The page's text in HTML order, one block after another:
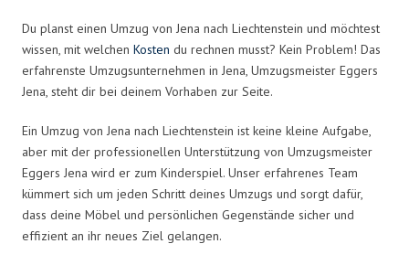
Du planst einen Umzug von Jena nach Liechtenstein und möchtest
wissen, mit welchen Kosten du rechnen musst? Kein Problem! Das
erfahrenste Umzugsunternehmen in Jena, Umzugsmeister Eggers
Jena, steht dir bei deinem Vorhaben zur Seite.
Ein Umzug von Jena nach Liechtenstein ist keine kleine Aufgabe,
aber mit der professionellen Unterstützung von Umzugsmeister
Eggers Jena wird er zum Kinderspiel. Unser erfahrenes Team
kümmert sich um jeden Schritt deines Umzugs und sorgt dafür,
dass deine Möbel und persönlichen Gegenstände sicher und
effizient an ihr neues Ziel gelangen.